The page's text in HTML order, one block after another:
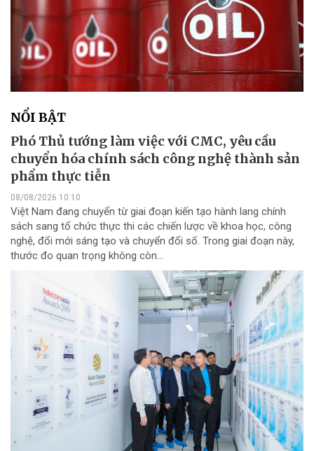
NỔI BẬT
Phó Thủ tướng làm việc với CMC, yêu cầu
chuyển hóa chính sách công nghệ thành sản
phẩm thực tiễn
08/08/2026 10:10
Việt Nam đang chuyển từ giai đoạn kiến tạo hành lang chính
sách sang tổ chức thực thi các chiến lược về khoa học, công
nghệ, đổi mới sáng tạo và chuyển đổi số. Trong giai đoạn này,
thước đo quan trọng không còn...